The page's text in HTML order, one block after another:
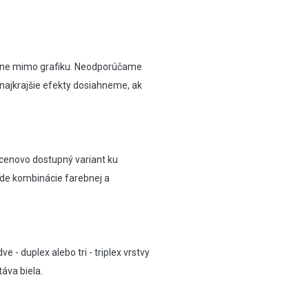
mimo grafiku. Neodporúčame
efekty dosiahneme, ak
dostupný variant ku
kombinácie farebnej a
- duplex alebo tri - triplex vrstvy
biela.